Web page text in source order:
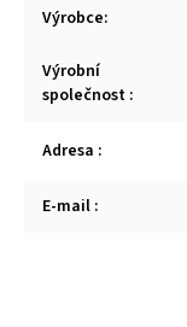
Výrobce:
Výrobní
společnost :
Adresa :
E-mail :